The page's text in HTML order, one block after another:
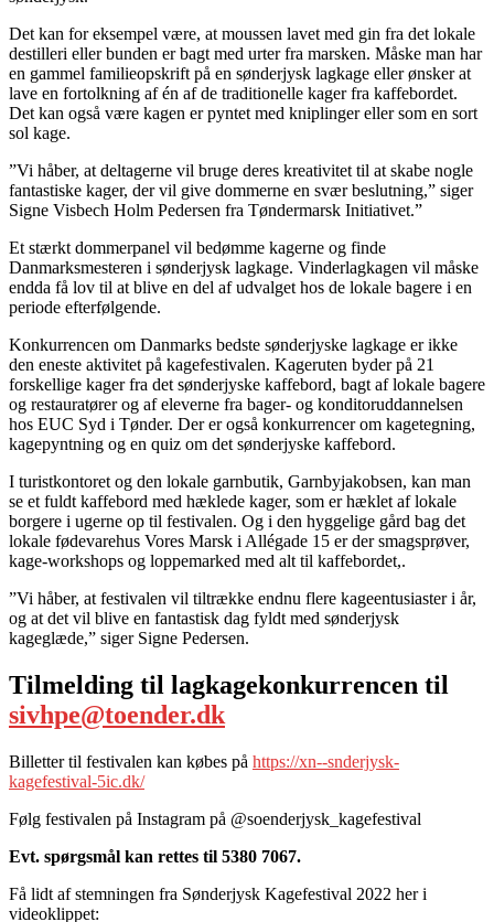
Det kan for eksempel være, at moussen lavet med gin fra det lokale
destilleri eller bunden er bagt med urter fra marsken. Måske man har
en gammel familieopskrift på en sønderjysk lagkage eller ønsker at
lave en fortolkning af én af de traditionelle kager fra kaffebordet.
Det kan også være kagen er pyntet med kniplinger eller som en sort
sol kage.
”Vi håber, at deltagerne vil bruge deres kreativitet til at skabe nogle
fantastiske kager, der vil give dommerne en svær beslutning,” siger
Signe Visbech Holm Pedersen fra Tøndermarsk Initiativet.”
Et stærkt dommerpanel vil bedømme kagerne og finde
Danmarksmesteren i sønderjysk lagkage. Vinderlagkagen vil måske
endda få lov til at blive en del af udvalget hos de lokale bagere i en
periode efterfølgende.
Konkurrencen om Danmarks bedste sønderjyske lagkage er ikke
den eneste aktivitet på kagefestivalen. Kageruten byder på 21
forskellige kager fra det sønderjyske kaffebord, bagt af lokale bagere
og restauratører og af eleverne fra bager- og konditoruddannelsen
hos EUC Syd i Tønder. Der er også konkurrencer om kagetegning,
kagepyntning og en quiz om det sønderjyske kaffebord.
I turistkontoret og den lokale garnbutik, Garnbyjakobsen, kan man
se et fuldt kaffebord med hæklede kager, som er hæklet af lokale
borgere i ugerne op til festivalen. Og i den hyggelige gård bag det
lokale fødevarehus Vores Marsk i Allégade 15 er der smagsprøver,
kage-workshops og loppemarked med alt til kaffebordet,.
”Vi håber, at festivalen vil tiltrække endnu flere kageentusiaster i år,
og at det vil blive en fantastisk dag fyldt med sønderjysk
kageglæde,” siger Signe Pedersen.
Tilmelding til lagkagekonkurrencen til
sivhpe@toender.dk
Billetter til festivalen kan købes på https://xn--snderjysk-
kagefestival-5ic.dk/
Følg festivalen på Instagram på @soenderjysk_kagefestival
Evt. spørgsmål kan rettes til 5380 7067.
Få lidt af stemningen fra Sønderjysk Kagefestival 2022 her i
videoklippet: